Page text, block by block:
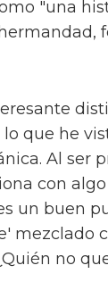
a una
o